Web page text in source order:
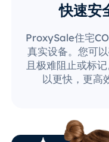
快速安
ProxySale住宅
真实设备。您可
且极难阻止或标
以更快，更高